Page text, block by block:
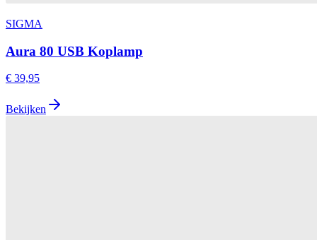
SIGMA
Aura 80 USB Koplamp
€ 39,95
Bekijken